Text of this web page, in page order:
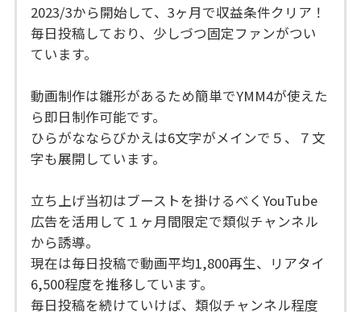
2023/3から開始して、3ヶ月で収益条件クリア！
毎日投稿しており、少しづつ固定ファンがつい
ています。
動画制作は雛形があるため簡単でYMM4が使えた
ら即日制作可能です。
ひらがなならびかえは6文字がメインで５、７文
字も展開しています。
立ち上げ当初はブーストを掛けるべくYouTube
広告を活用して１ヶ月間限定で類似チャンネル
から誘導。
現在は毎日投稿で動画平均1,800再生、リアタイ
6,500程度を推移しています。
毎日投稿を続けていけば、類似チャンネル程度